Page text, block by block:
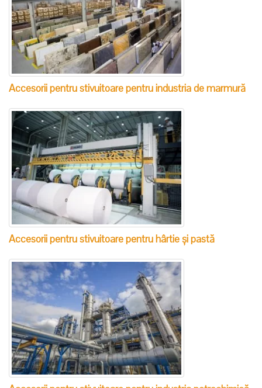
Accesorii pentru stivuitoare pentru industria de marmură
Accesorii pentru stivuitoare pentru hârtie și pastă